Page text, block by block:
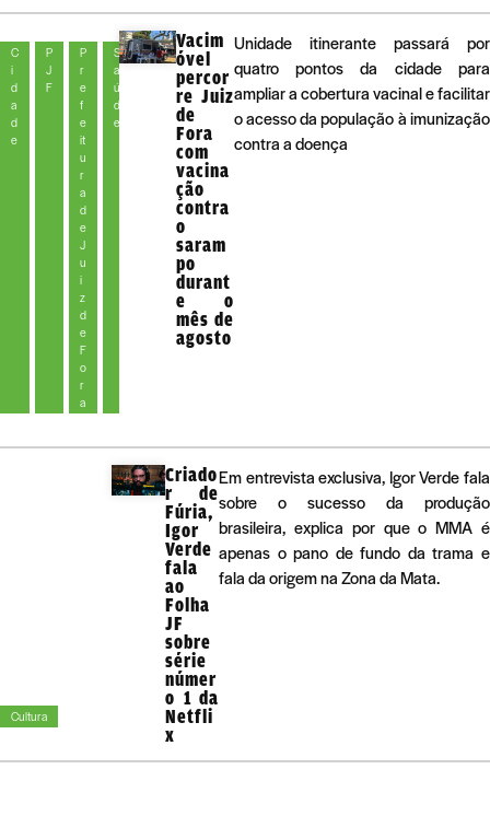
C
i
d
a
d
e
P
J
F
P
r
e
f
e
it
u
r
a
d
e
J
u
i
z
d
e
F
o
r
a
S
a
ú
d
e
Vacim
óvel
percor
re Juiz
de
Fora
com
vacina
ção
contra
o
saram
po
durant
e o
mês de
agosto
Unidade itinerante passará por
quatro pontos da cidade para
ampliar a cobertura vacinal e facilitar
o acesso da população à imunização
contra a doença
Cultura
Criado
r de
Fúria,
Igor
Verde
fala
ao
Folha
JF
sobre
série
númer
o 1 da
Netfli
x
Em entrevista exclusiva, Igor Verde fala
sobre o sucesso da produção
brasileira, explica por que o MMA é
apenas o pano de fundo da trama e
fala da origem na Zona da Mata.